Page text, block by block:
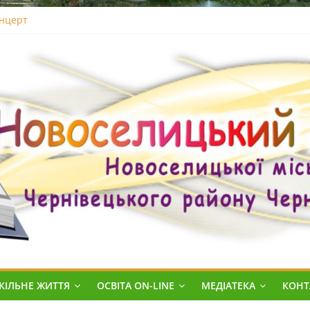
– 2026
про базову середню освіту
школи
ЖИТТЯ ОСВІТА ON-LINE МЕДІАТЕКА